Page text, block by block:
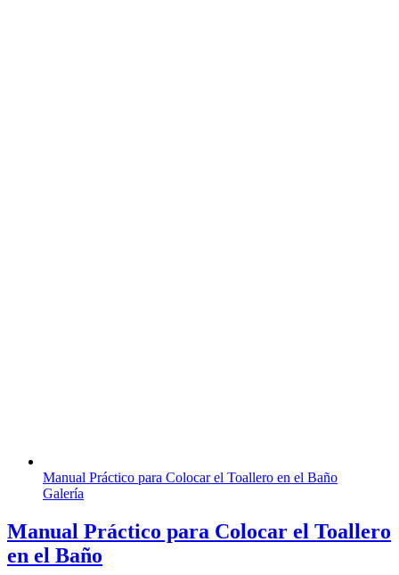
Manual Práctico para Colocar el Toallero en el Baño
Galería
Manual Práctico para Colocar el Toallero
en el Baño